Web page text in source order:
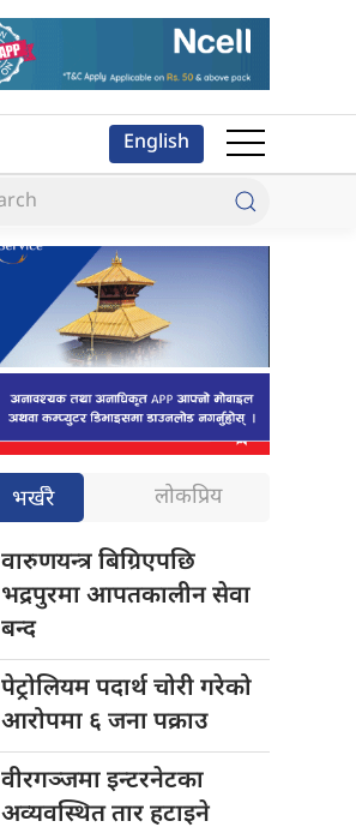
English
भर्खरै लोकप्रिय
वारुणयन्त्र बिग्रिएपछि
भद्रपुरमा आपतकालीन सेवा
बन्द
पेट्रोलियम पदार्थचोरी गरेको
आरोपमा ६ जना पक्राउ
वीरगञ्जमा इन्टरनेटका
अव्यवस्थित तार हटाइने